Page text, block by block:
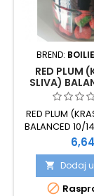
BREND:
RED PLUM
SLIVA)
MM
RED PLUM
BALANCED 10/
CRVENO
 Dodaj
